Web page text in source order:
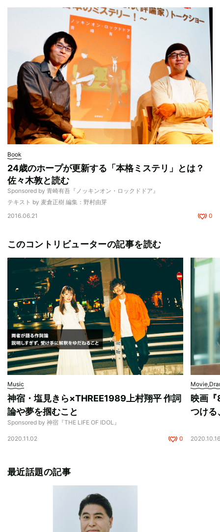
Book
24歳のホープが更新する「本格ミステリ」とは？
佐々木敦と読む
Sponsored by 青崎有吾『ノッキンオン・ロックドドア』
テキスト by 麦倉正樹 編集：野村由芽
2016.06.21
0
このコントリビューターの記事を読む
Music
神宿・塩見きら×THREE1989上村翔平 作詞
論や夢を掴むこと
Sponsored by 神宿『THE LIFE OF IDOL』
2020.11.02 0
映画『
つける
最近話題の記事